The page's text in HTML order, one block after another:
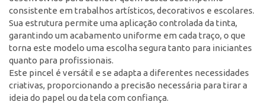
consistente em trabalhos artísticos, decorativos e escolares.
Sua estrutura permite uma aplicação controlada da tinta,
garantindo um acabamento uniforme em cada traço, o que
torna este modelo uma escolha segura tanto para iniciantes
quanto para profissionais.
Este pincel é versátil e se adapta a diferentes necessidades
criativas, proporcionando a precisão necessária para tirar a
ideia do papel ou da tela com confiança.